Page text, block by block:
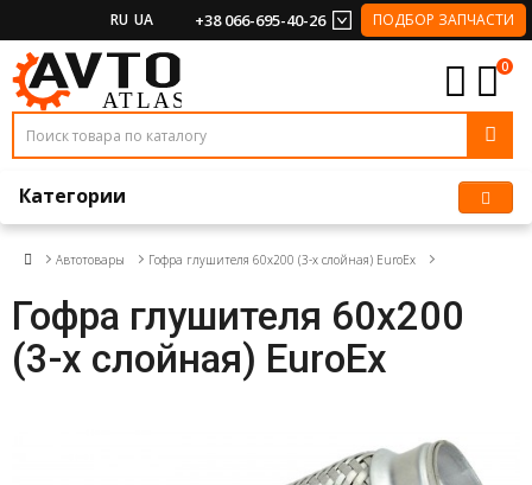
RU UA +38 066-695-40-26 ПОДБОР ЗАПЧАСТИ
0
Категории
Автотовары Гофра глушителя 60x200 (3-х слойная) EuroEx
Гофра глушителя 60x200
(3-х слойная) EuroEx